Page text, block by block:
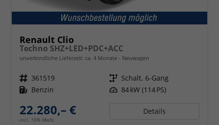
Renault Clio
Techno SHZ+LED+PDC+ACC
unverbindliche Lieferzeit: ca. 4 Monate Neuwagen
Fahrzeugnr. 361519 Getriebe Schalt. 6-Gang
Kraftstoff Benzin Leistung 84 kW (114 PS)
22.280,– €
incl. 19% MwSt.
Details